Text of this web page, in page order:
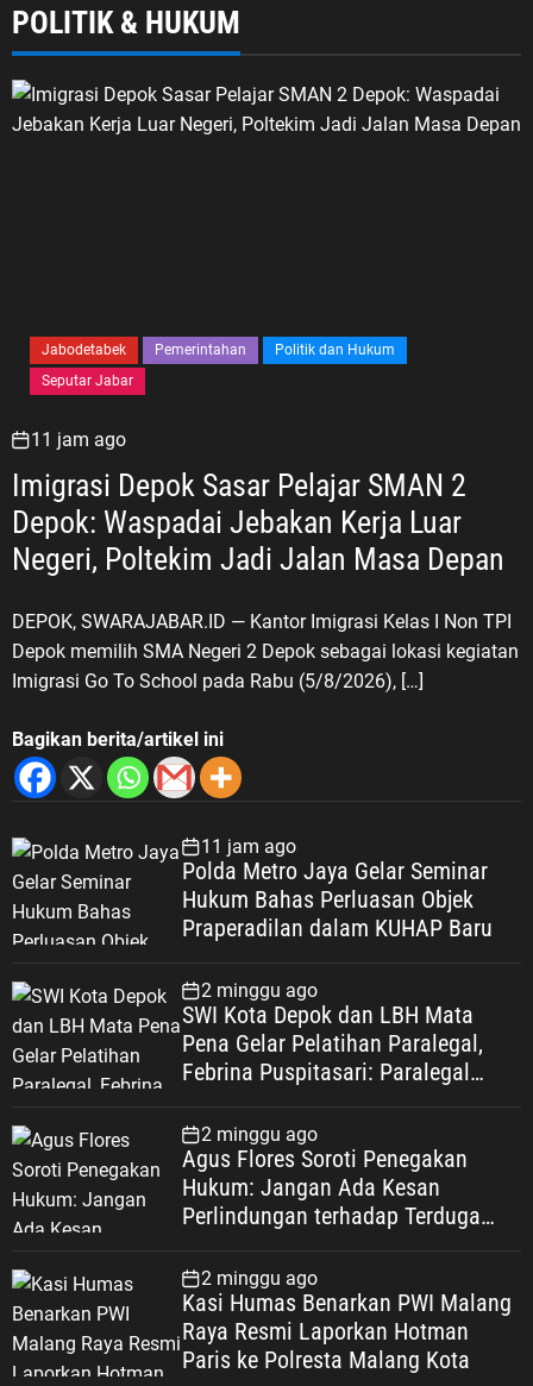
POLITIK & HUKUM
Jabodetabek Pemerintahan
Politik dan Hukum
Seputar Jabar
11 jam ago
Imigrasi Depok Sasar Pelajar SMAN 2
Depok: Waspadai Jebakan Kerja Luar
DEPOK, SWARAJABAR.ID — Kantor Imigrasi Kelas I Non TPI
Depok memilih SMA Negeri 2 Depok sebagai lokasi kegiatan
Imigrasi Go To School pada Rabu (5/8/2026), […]
Bagikan berita/artikel ini
11 jam ago
Polda Metro Jaya Gelar Seminar
Hukum Bahas Perluasan Objek
Praperadilan dalam KUHAP Baru
2 minggu ago
SWI Kota Depok dan LBH Mata
Pena Gelar Pelatihan Paralegal,
Febrina Puspitasari: Paralegal
Keadilan Warga Depok
2 minggu ago
Agus Flores Soroti Penegakan
Hukum: Jangan Ada Kesan
Perlindungan terhadap Terduga
Dipertaruhkan
2 minggu ago
Kasi Humas Benarkan PWI Malang
Raya Resmi Laporkan Hotman
Paris ke Polresta Malang Kota